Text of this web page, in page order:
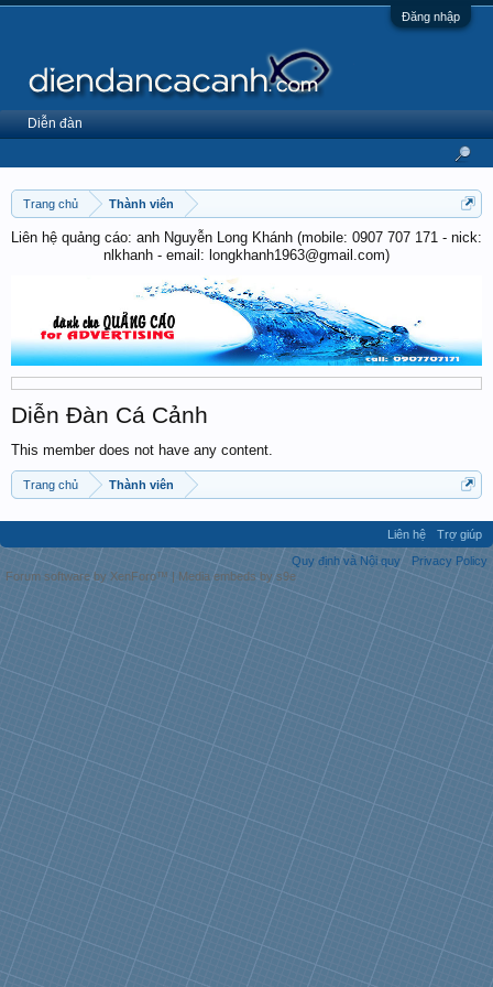
Đăng nhập
Trang chủ Thành viên
Liên hệ quảng cáo: anh Nguyễn Long Khánh (mobile: 0907 707 171 - nick:
nlkhanh - email: longkhanh1963@gmail.com)
Diễn Đàn Cá Cảnh
This member does not have any content.
Trang chủ Thành viên
Diễn đàn
Liên hệ
Trợ giúp
Quy định và Nội quy
Privacy Policy
Forum software by XenForo™ | Media embeds by s9e